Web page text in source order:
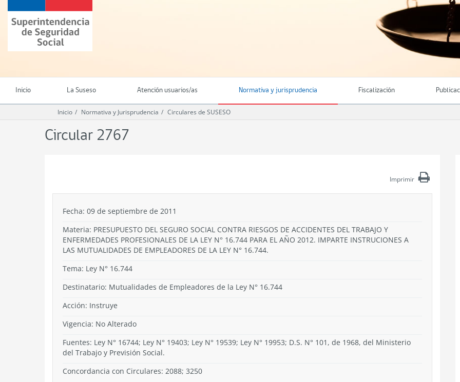
contenido
principal
Superintendencia
de
Seguridad
(SUSESO)
Chile
Inicio La Suseso Atención usuarios/as Normativa y jurisprudencia Fiscalización
Inicio Normativa y Jurisprudencia Circulares de SUSESO
Circular 2767
Imprimir
Fecha: 09 de septiembre de 2011
Materia: PRESUPUESTO DEL SEGURO SOCIAL CONTRA RIESGOS DE ACCIDENTES DEL TRABAJO Y
ENFERMEDADES PROFESIONALES DE LA LEY N° 16.744 PARA EL AÑO 2012. IMPARTE INSTRUCIONES A
LAS MUTUALIDADES DE EMPLEADORES DE LA LEY N° 16.744.
Tema: Ley N° 16.744
Destinatario: Mutualidades de Empleadores de la Ley N° 16.744
Acción: Instruye
Vigencia: No Alterado
Fuentes: Ley N° 16744; Ley N° 19403; Ley N° 19539; Ley N° 19953; D.S. N° 101, de 1968, del Ministerio
del Trabajo y Previsión Social.
Concordancia con Circulares: 2088; 3250